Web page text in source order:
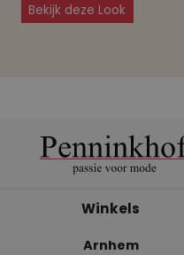
Bekijk deze Look
Winkels
Arnhem